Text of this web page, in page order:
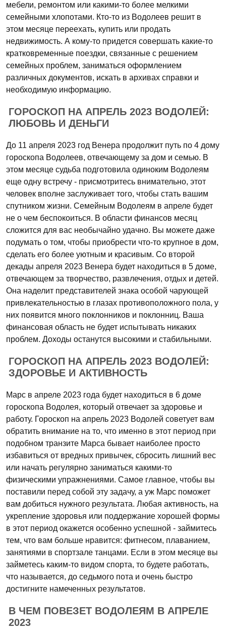
мебели, ремонтом или какими-то более мелкими
семейными хлопотами. Кто-то из Водолеев решит в
этом месяце переехать, купить или продать
недвижимость. А кому-то придется совершать какие-то
кратковременные поездки, связанные с решением
семейных проблем, заниматься оформлением
различных документов, искать в архивах справки и
необходимую информацию.
ГОРОСКОП НА АПРЕЛЬ 2023 ВОДОЛЕЙ:
ЛЮБОВЬ И ДЕНЬГИ
До 11 апреля 2023 год Венера продолжит путь по 4 дому
гороскопа Водолеев, отвечающему за дом и семью. В
этом месяце судьба подготовила одиноким Водолеям
еще одну встречу - присмотритесь внимательно, этот
человек вполне заслуживает того, чтобы стать вашим
спутником жизни. Семейным Водолеям в апреле будет
не о чем беспокоиться. В области финансов месяц
сложится для вас необычайно удачно. Вы можете даже
подумать о том, чтобы приобрести что-то крупное в дом,
сделать его более уютным и красивым. Со второй
декады апреля 2023 Венера будет находиться в 5 доме,
отвечающем за творчество, развлечения, отдых и детей.
Она наделит представителей знака особой чарующей
привлекательностью в глазах противоположного пола, у
них появится много поклонников и поклонниц. Ваша
финансовая область не будет испытывать никаких
проблем. Доходы останутся высокими и стабильными.
ГОРОСКОП НА АПРЕЛЬ 2023 ВОДОЛЕЙ:
ЗДОРОВЬЕ И АКТИВНОСТЬ
Марс в апреле 2023 года будет находиться в 6 доме
гороскопа Водолея, который отвечает за здоровье и
работу. Гороскоп на апрель 2023 Водолей советует вам
обратить внимание на то, что именно в этот период при
подобном транзите Марса бывает наиболее просто
избавиться от вредных привычек, сбросить лишний вес
или начать регулярно заниматься какими-то
физическими упражнениями. Самое главное, чтобы вы
поставили перед собой эту задачу, а уж Марс поможет
вам добиться нужного результата. Любая активность, на
укрепление здоровья или поддержание хорошей формы
в этот период окажется особенно успешной - займитесь
тем, что вам больше нравится: фитнесом, плаванием,
занятиями в спортзале танцами. Если в этом месяце вы
займетесь каким-то видом спорта, то будете работать,
что называется, до седьмого пота и очень быстро
достигните намеченных результатов.
В ЧЕМ ПОВЕЗЕТ ВОДОЛЕЯМ В АПРЕЛЕ
2023